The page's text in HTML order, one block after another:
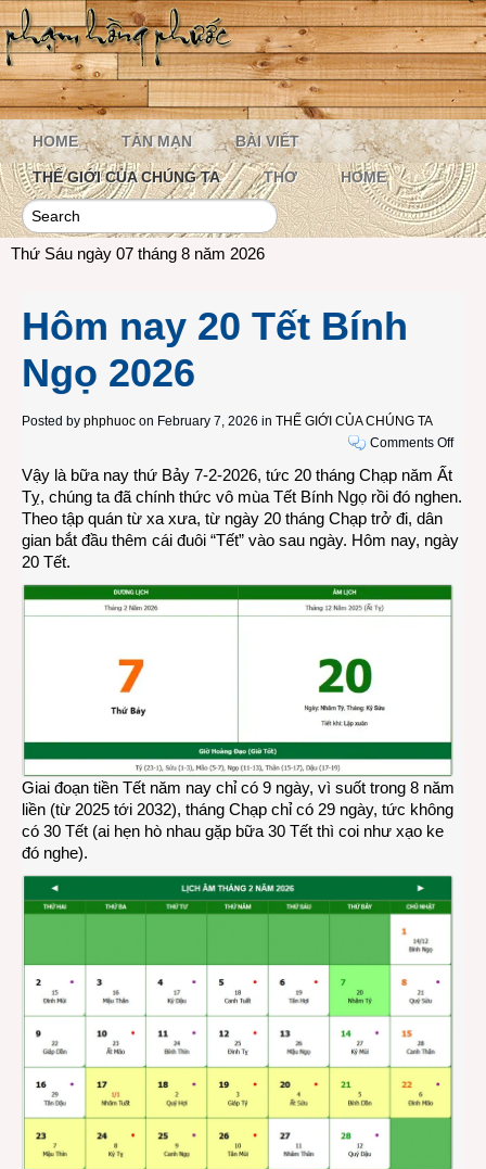
HOME TẢN MẠN BÀI VIẾT
THẾ GIỚI CỦA CHÚNG TA THƠ HOME
Thứ Sáu ngày 07 tháng 8 năm 2026
Hôm nay 20 Tết Bính
Ngọ 2026
Posted by phphuoc on February 7, 2026 in THẾ GIỚI CỦA CHÚNG TA
Comments Offon
20
Bính
Vậy là bữa nay thứ Bảy 7-2-2026, tức 20 tháng Chạp năm Ất
Tỵ, chúng ta đã chính thức vô mùa Tết Bính Ngọ rồi đó nghen.
Theo tập quán từ xa xưa, từ ngày 20 tháng Chạp trở đi, dân
gian bắt đầu thêm cái đuôi “Tết” vào sau ngày. Hôm nay, ngày
20 Tết.
Giai đoạn tiền Tết năm nay chỉ có 9 ngày, vì suốt trong 8 năm
liền (từ 2025 tới 2032), tháng Chạp chỉ có 29 ngày, tức không
có 30 Tết (ai hẹn hò nhau gặp bữa 30 Tết thì coi như xạo ke
đó nghe).